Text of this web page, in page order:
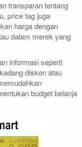
transparan tentang
price tag juga
harga dengan
dalam merek yang
informasi seperti
diskon atau
budget belanja